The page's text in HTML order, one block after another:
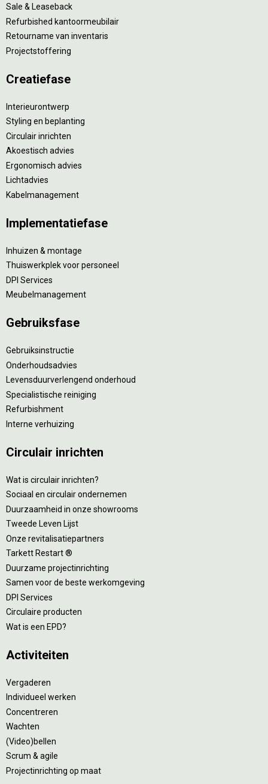
Sale & Leaseback
Refurbished kantoormeubilair
Retourname van inventaris
Projectstoffering
Creatiefase
Interieurontwerp
Styling en beplanting
Circulair inrichten
Akoestisch advies
Ergonomisch advies
Lichtadvies
Kabelmanagement
Implementatiefase
Inhuizen & montage
Thuiswerkplek voor personeel
DPI Services
Meubelmanagement
Gebruiksfase
Gebruiksinstructie
Onderhoudsadvies
Levensduurverlengend onderhoud
Specialistische reiniging
Refurbishment
Interne verhuizing
Circulair inrichten
Wat is circulair inrichten?
Sociaal en circulair ondernemen
Duurzaamheid in onze showrooms
Tweede Leven Lijst
Onze revitalisatiepartners
Tarkett Restart ®
Duurzame projectinrichting
Samen voor de beste werkomgeving
DPI Services
Circulaire producten
Wat is een EPD?
Activiteiten
Vergaderen
Individueel werken
Concentreren
Wachten
(Video)bellen
Scrum & agile
Projectinrichting op maat